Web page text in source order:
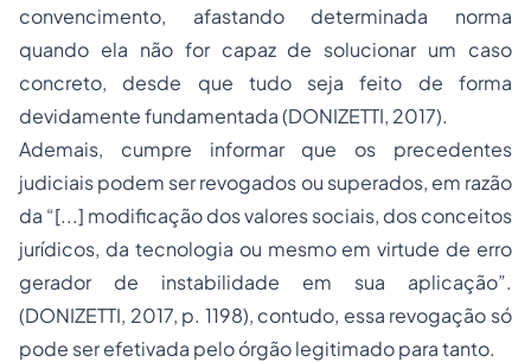
convencimento, afastando determinada norma
quando ela não for capaz de solucionar um caso
concreto, desde que tudo seja feito de forma
devidamente fundamentada (DONIZETTI, 2017).
Ademais, cumpre informar que os precedentes
judiciais podem ser revogados ou superados, em razão
da “[...] modificação dos valores sociais, dos conceitos
jurídicos, da tecnologia ou mesmo em virtude de erro
gerador de instabilidade em sua aplicação”.
(DONIZETTI, 2017, p. 1198), contudo, essa revogação só
pode ser efetivada pelo órgão legitimado para tanto.